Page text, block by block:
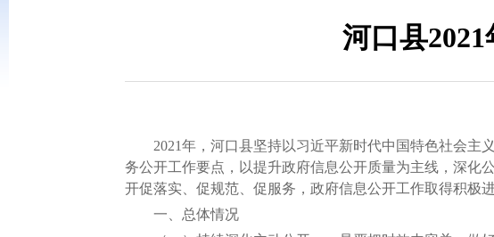
河口县
2021年，河口县坚持以习近平新时代中国特色社会主
务公开工作要点，以提升政府信息公开质量为主线，深化
开促落实、促规范、促服务，政府信息公开工作取得积极进
一、总体情况